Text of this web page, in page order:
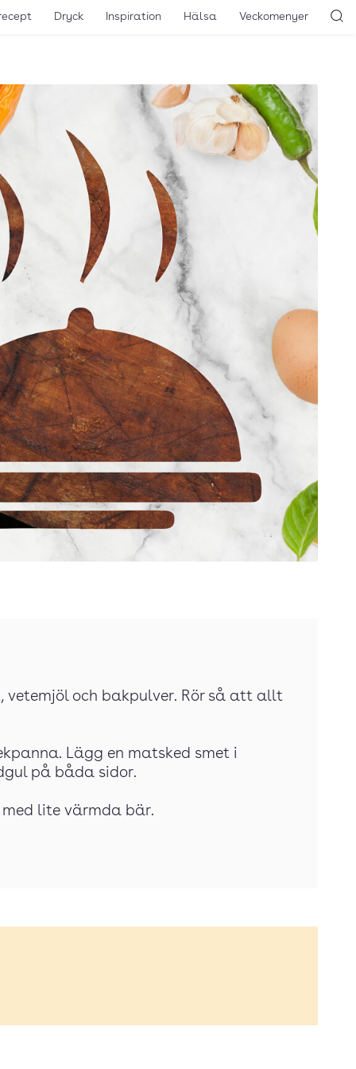
Dryck Inspiration Hälsa Veckomenyer
vetemjöl och bakpulver. Rör så att allt
Lägg en matsked smet i
på båda sidor.
med lite värmda bär.